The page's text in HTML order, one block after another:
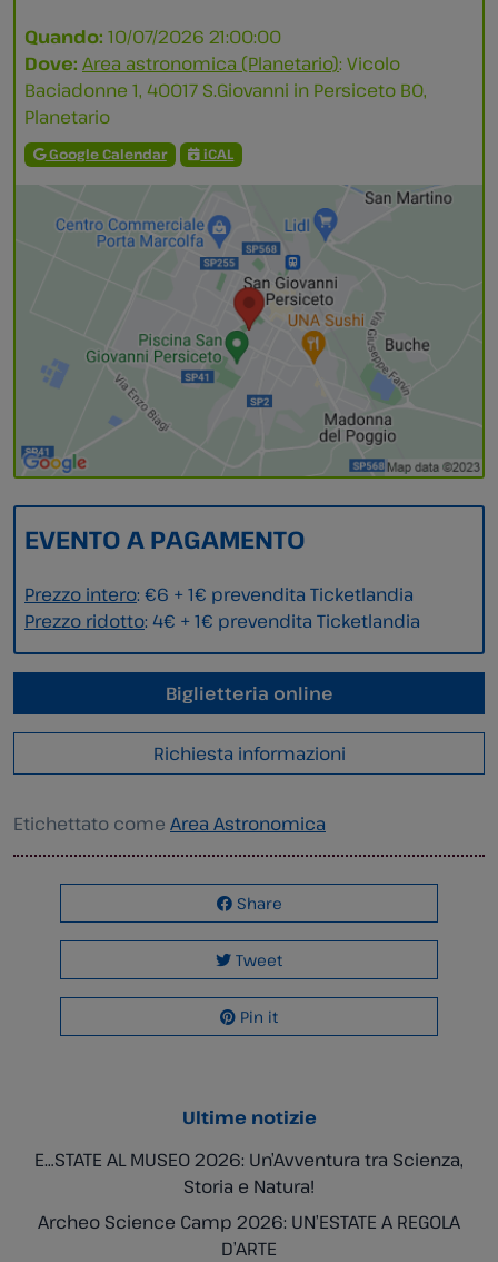
Quando: 10/07/2026 21:00:00
Dove: Area astronomica (Planetario): Vicolo
Baciadonne 1, 40017 S.Giovanni in Persiceto BO,
Planetario
Google Calendar iCAL
EVENTO A PAGAMENTO
Prezzo intero: €6 + 1€ prevendita Ticketlandia
Prezzo ridotto: 4€ + 1€ prevendita Ticketlandia
Biglietteria online
Richiesta informazioni
Etichettato come Area Astronomica
Share
Tweet
Pin it
Ultime notizie
E…STATE AL MUSEO 2026: Un’Avventura tra Scienza,
Storia e Natura!
Archeo Science Camp 2026: UN’ESTATE A REGOLA
D’ARTE